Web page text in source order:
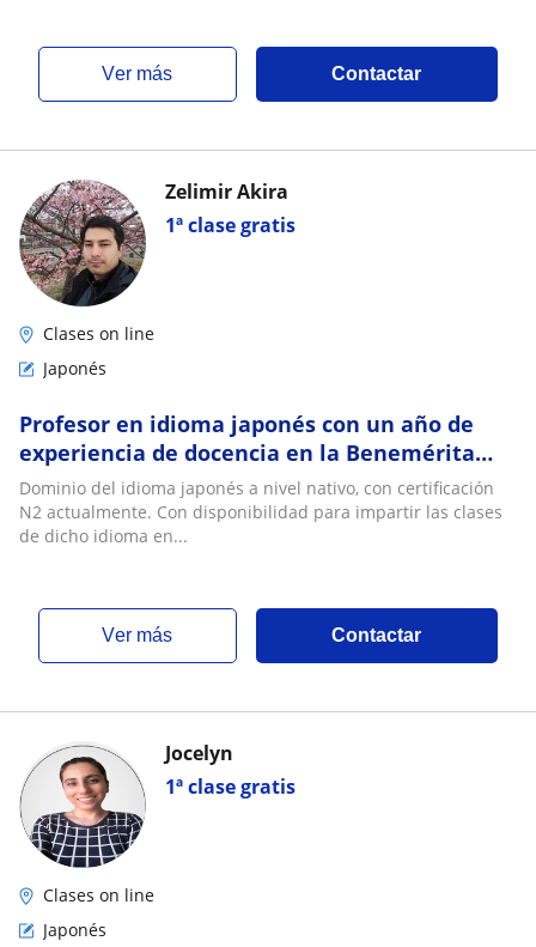
ver más Contactar
1ª clase gratis
Zelimir Akira
Clases on line
Japonés
Profesor en idioma japonés con un año de
experiencia de docencia en la Benemérita
Universidad Autónoma de Puebla
Dominio del idioma japonés a nivel nativo, con certificación
N2 actualmente. Con disponibilidad para impartir las clases
de dicho idioma en...
ver más Contactar
1ª clase gratis
Jocelyn
Clases on line
Japonés